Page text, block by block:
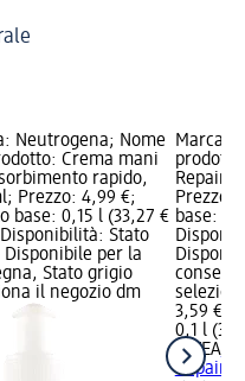
Neutrogena; Nome
Crema mani
rapido,
Prezzo: 4,99 €;
base: 0,15 l (33,27 €
Stato
Disponibile per la
Stato grigio
il negozio dm
Marca:
Prezzo:
base:
3,59 €
0,1 l
NIVEA